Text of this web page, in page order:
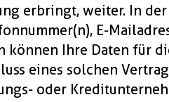
erbringt, weiter. In
E-
Ihre Daten für
eines solchen
oder